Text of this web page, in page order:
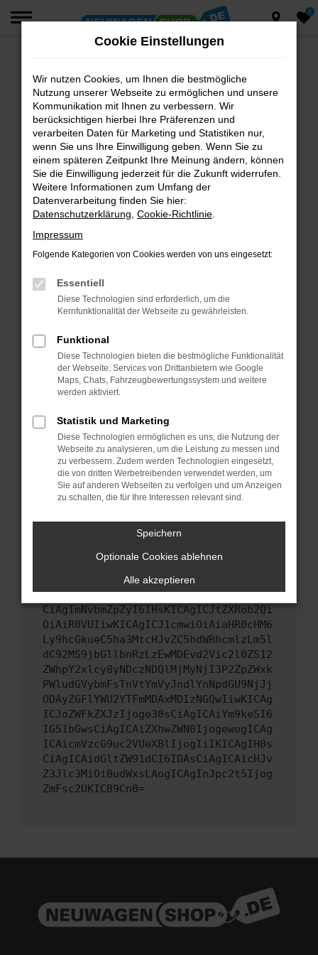
Zum
0
Fehler: Network Error
Beim Laden ist ein Fehler aufgetreten.
Hier sind ein paar Tipps, die dir helfen können:
Überprüfe deine Firewall und deine
Internetverbindung.
Laden andere Webseiten, zum Beispiel deine
Suchmaschine?
Prüfe deine Browsererweiterungen.
Manche Erweiterungen, wie Werbeblocker,
können das Laden bestimmter Seiten
anderen Browser oder in einem privaten
Fenster?
Starte dein Gerät neu.
Probleme zu beheben.
Stelle sicher, dass dein Browser und dein
Betriebssystem auf dem neuesten Stand
sind.
Veraltete Software birgt nicht nur ein
Sicherheitsrisiko, sondern kann auch dazu
führen, dass bestimmte Funktionen nicht mehr
unterstützt werden.
Wende dich an den Webseitenbetreiber.
Wenn du alle oben genannten Schritte versucht
versuchen, das Problem zu beheben. Du kannst
Fehlersuche zu unterstützen:
ewogICJuYW1lIjogIk5ldHdvcmtFcnJvciIs
CiAgImNvbmZpZyI6IHsKICAgICJtZXRob2Qi
OiAiR0VUIiwKICAgICJ1cmwiOiAiaHR0cHM6
Ly9hcGkueC5ha3MtcHJvZC5hdWRhcmlzLm5l
dC92MS9jbGllbnRzLzEwMDEvd2Vic2l0ZS12
ZWhpY2xlcy8yNDczNDQlMjMyNjI3P2ZpZWxk
PWludGVybmFsTnVtYmVyJndlYnNpdGU9NjJj
ODAyZGFlYWU2YTFmMDAxMDIzNGQwIiwKICAg
ICJoZWFkZXJzIjoge30sCiAgICAiYm9keSI6
IG51bGwsCiAgICAiZXhwZWN0IjogewogICAg
ICAicmVzcG9uc2VUeXBlIjogIiIKICAgIH0s
CiAgICAidGltZW91dCI6IDAsCiAgICAicHJv
Z3Jlc3MiOiBudWxsLAogICAgInJpc2t5Ijog
ZmFsc2UKICB9Cn0=
Cookie Einstellungen
Wir nutzen Cookies, um Ihnen die bestmögliche
Nutzung unserer Webseite zu ermöglichen und unsere
Kommunikation mit Ihnen zu verbessern. Wir
berücksichtigen hierbei Ihre Präferenzen und
verarbeiten Daten für Marketing und Statistiken nur,
wenn Sie uns Ihre Einwilligung geben. Wenn Sie zu
einem späteren Zeitpunkt Ihre Meinung ändern, können
Sie die Einwilligung jederzeit für die Zukunft widerrufen.
Weitere Informationen zum Umfang der
Datenverarbeitung finden Sie hier:
Datenschutzerklärung Cookie-Richtlinie
Impressum
Folgende Kategorien von Cookies werden von uns eingesetzt:
Essentiell
Diese Technologien sind erforderlich, um die
Kernfunktionalität der Webseite zu gewährleisten.
Funktional
Diese Technologien bieten die bestmögliche Funktionalität
der Webseite. Services von Drittanbietern wie Google
Maps, Chats, Fahrzeugbewertungssystem und weitere
werden aktiviert.
Statistik und Marketing
Diese Technologien ermöglichen es uns, die Nutzung der
Webseite zu analysieren, um die Leistung zu messen und
zu verbessern. Zudem werden Technologien eingesetzt,
die von dritten Werbetreibenden verwendet werden, um
Sie auf anderen Webseiten zu verfolgen und um Anzeigen
zu schalten, die für Ihre Interessen relevant sind.
Speichern
Optionale Cookies ablehnen
Alle akzeptieren